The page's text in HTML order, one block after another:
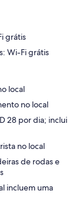
grátis
Wi-Fi grátis
local
no local
28 por dia; inclui
no local
de rodas e
incluem uma